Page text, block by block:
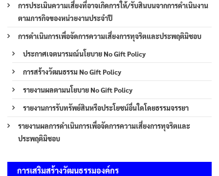
การประเมินความเสี่ยงที่อาจเกิดการให้/รับสินบนจากการดำเนินงาน
ตามภารกิจของหน่วยงานประจำปี
การดำเนินการเพื่อจัดการความเสี่ยงการทุจริตและประพฤติมิชอบ
ประกาศเจตนารมณ์นโยบาย No Gift Policy
การสร้างวัฒนธรรม No Gift Policy
รายงานผลตามนโยบาย No Gift Policy
รายงานการรับทรัพย์สินหรือประโยชน์อื่นใดโดยธรรมจรรยา
รายงานผลการดำเนินการเพื่อจัดการความเสี่ยงการทุจริตและ
ประพฤติมิชอบ
การเสริมสร้างวัฒนธรรมองค์กร